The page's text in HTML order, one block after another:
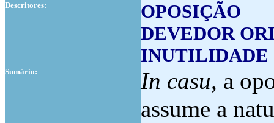
Descritores:
OPOSIÇÃO
DEVEDOR
INUTILIDADE
Sumário: In casu, a
assume a